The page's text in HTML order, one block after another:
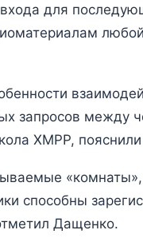
для
запросов между
XMPP,
способны
Дащенко.